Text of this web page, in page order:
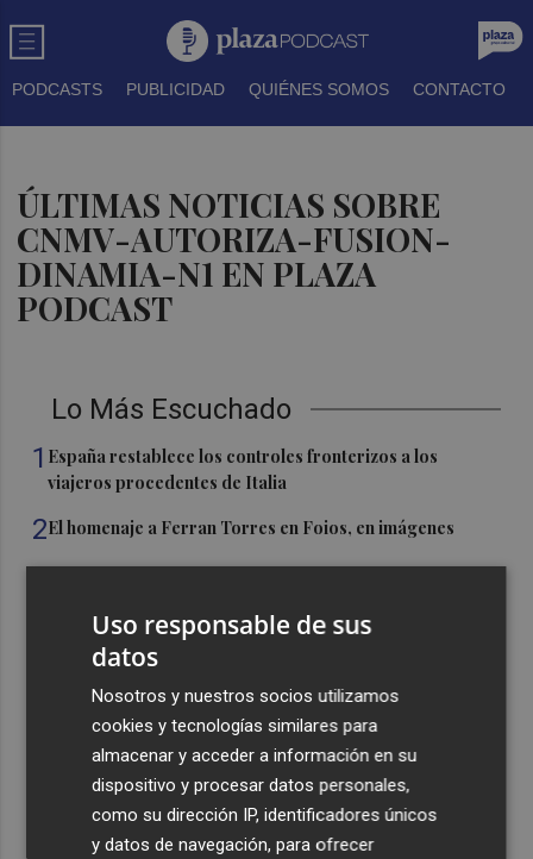
PODCASTS PUBLICIDAD QUIÉNES SOMOS CONTACTO
ÚLTIMAS NOTICIAS SOBRE
CNMV-AUTORIZA-FUSION-
DINAMIA-N1 EN PLAZA
PODCAST
Lo Más Escuchado
1 España restablece los controles fronterizos a los
viajeros procedentes de Italia
2El homenaje a Ferran Torres en Foios, en imágenes
pueblo: "Allá donde voy siempre digo que soy de Foios"
Foios se vuelca con Ferran Torres
La serie murciana protagonizada por un conejo de
peluche malhablado y gamberro que triunfa en las
redes: así es 'Yván y Lolo'
Uso responsable de sus
datos
Nosotros y nuestros socios utilizamos
cookies y tecnologías similares para
almacenar y acceder a información en su
dispositivo y procesar datos personales,
como su dirección IP, identificadores únicos
y datos de navegación, para ofrecer